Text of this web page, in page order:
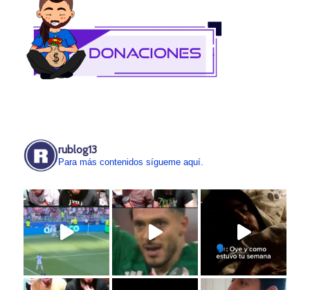
rublog13
Para más contenidos sígueme aquí.